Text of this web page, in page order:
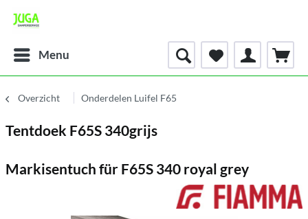
Menu
Overzicht Onderdelen Luifel F65
Tentdoek F65S 340grijs
Markisentuch für F65S 340 royal grey